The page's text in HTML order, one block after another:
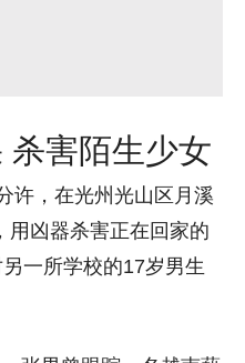
害陌生少女
许，在光州光山区月溪
用凶器杀害正在回家的
一所学校的17岁男生